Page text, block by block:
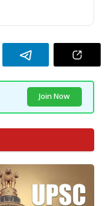
Join Now